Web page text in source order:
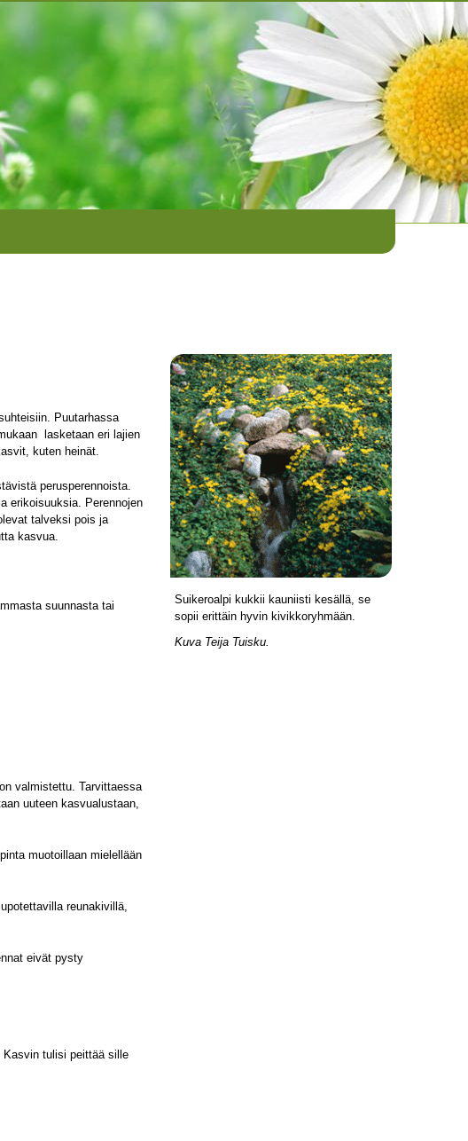
Puutarhassa
lasketaan eri lajien
kuten heinät.
perusperennoista.
erikoisuuksia. Perennojen
talveksi pois ja
kasvua.
suunnasta tai
valmistettu. Tarvittaessa
uuteen kasvualustaan,
muotoillaan mielellään
reunakivillä,
eivät pysty
Kasvin tulisi peittää sille
Suikeroalpi kukkii kauniisti kesällä, se
sopii erittäin hyvin kivikkoryhmään.
Kuva Teija Tuisku.